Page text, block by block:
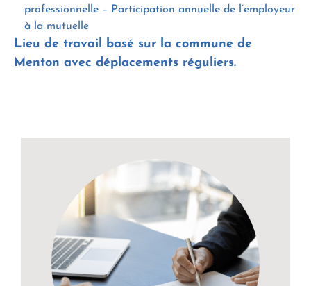
professionnelle – Participation annuelle de l’employeur
à la mutuelle
Lieu de travail basé sur la commune de
Menton avec déplacements réguliers.